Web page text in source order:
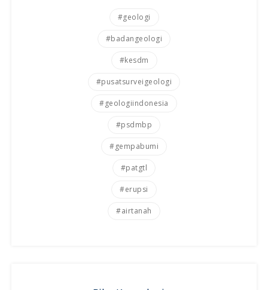
#geologi
#badangeologi
#kesdm
#pusatsurveigeologi
#geologiindonesia
#psdmbp
#gempabumi
#patgtl
#erupsi
#airtanah